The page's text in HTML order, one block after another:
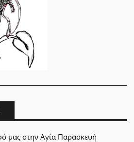
μας στην Αγία Παρασκευή